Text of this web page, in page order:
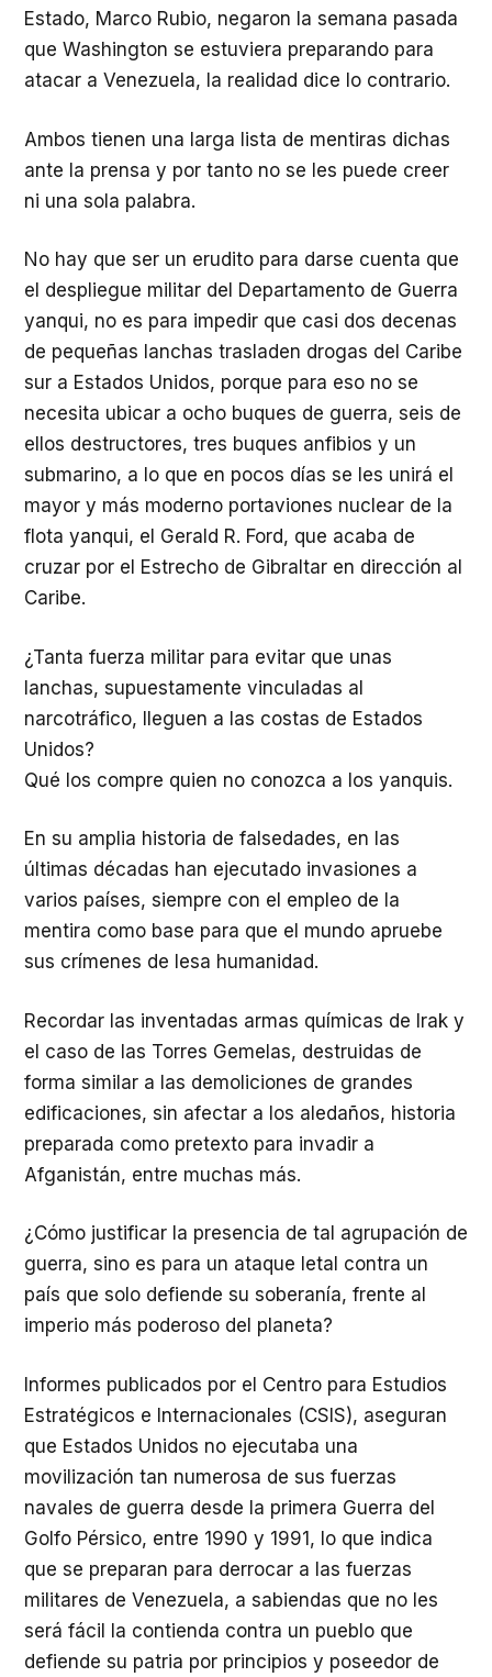
Estado, Marco Rubio, negaron la semana pasada
que Washington se estuviera preparando para
atacar a Venezuela, la realidad dice lo contrario.
Ambos tienen una larga lista de mentiras dichas
ante la prensa y por tanto no se les puede creer
ni una sola palabra.
No hay que ser un erudito para darse cuenta que
el despliegue militar del Departamento de Guerra
yanqui, no es para impedir que casi dos decenas
de pequeñas lanchas trasladen drogas del Caribe
sur a Estados Unidos, porque para eso no se
necesita ubicar a ocho buques de guerra, seis de
ellos destructores, tres buques anfibios y un
submarino, a lo que en pocos días se les unirá el
mayor y más moderno portaviones nuclear de la
flota yanqui, el Gerald R. Ford, que acaba de
cruzar por el Estrecho de Gibraltar en dirección al
Caribe.
¿Tanta fuerza militar para evitar que unas
lanchas, supuestamente vinculadas al
narcotráfico, lleguen a las costas de Estados
Unidos?
Qué los compre quien no conozca a los yanquis.
En su amplia historia de falsedades, en las
últimas décadas han ejecutado invasiones a
varios países, siempre con el empleo de la
mentira como base para que el mundo apruebe
sus crímenes de lesa humanidad.
Recordar las inventadas armas químicas de Irak y
el caso de las Torres Gemelas, destruidas de
forma similar a las demoliciones de grandes
edificaciones, sin afectar a los aledaños, historia
preparada como pretexto para invadir a
Afganistán, entre muchas más.
¿Cómo justificar la presencia de tal agrupación de
guerra, sino es para un ataque letal contra un
país que solo defiende su soberanía, frente al
imperio más poderoso del planeta?
Informes publicados por el Centro para Estudios
Estratégicos e Internacionales (CSIS), aseguran
que Estados Unidos no ejecutaba una
movilización tan numerosa de sus fuerzas
navales de guerra desde la primera Guerra del
Golfo Pérsico, entre 1990 y 1991, lo que indica
que se preparan para derrocar a las fuerzas
militares de Venezuela, a sabiendas que no les
será fácil la contienda contra un pueblo que
defiende su patria por principios y poseedor de